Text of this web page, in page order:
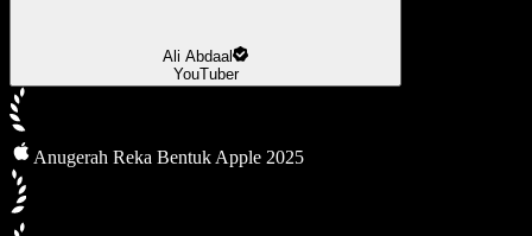
Ali Abdaal
YouTuber
Anugerah Reka Bentuk Apple 2025